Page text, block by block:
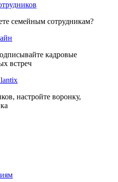
семейным сотрудникам?
кадровые
встреч
настройте воронку,